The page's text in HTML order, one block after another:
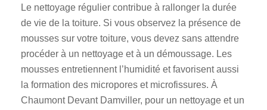
Le nettoyage régulier contribue à rallonger la durée
de vie de la toiture. Si vous observez la présence de
mousses sur votre toiture, vous devez sans attendre
procéder à un nettoyage et à un démoussage. Les
mousses entretiennent l’humidité et favorisent aussi
la formation des micropores et microfissures. À
Chaumont Devant Damviller, pour un nettoyage et un